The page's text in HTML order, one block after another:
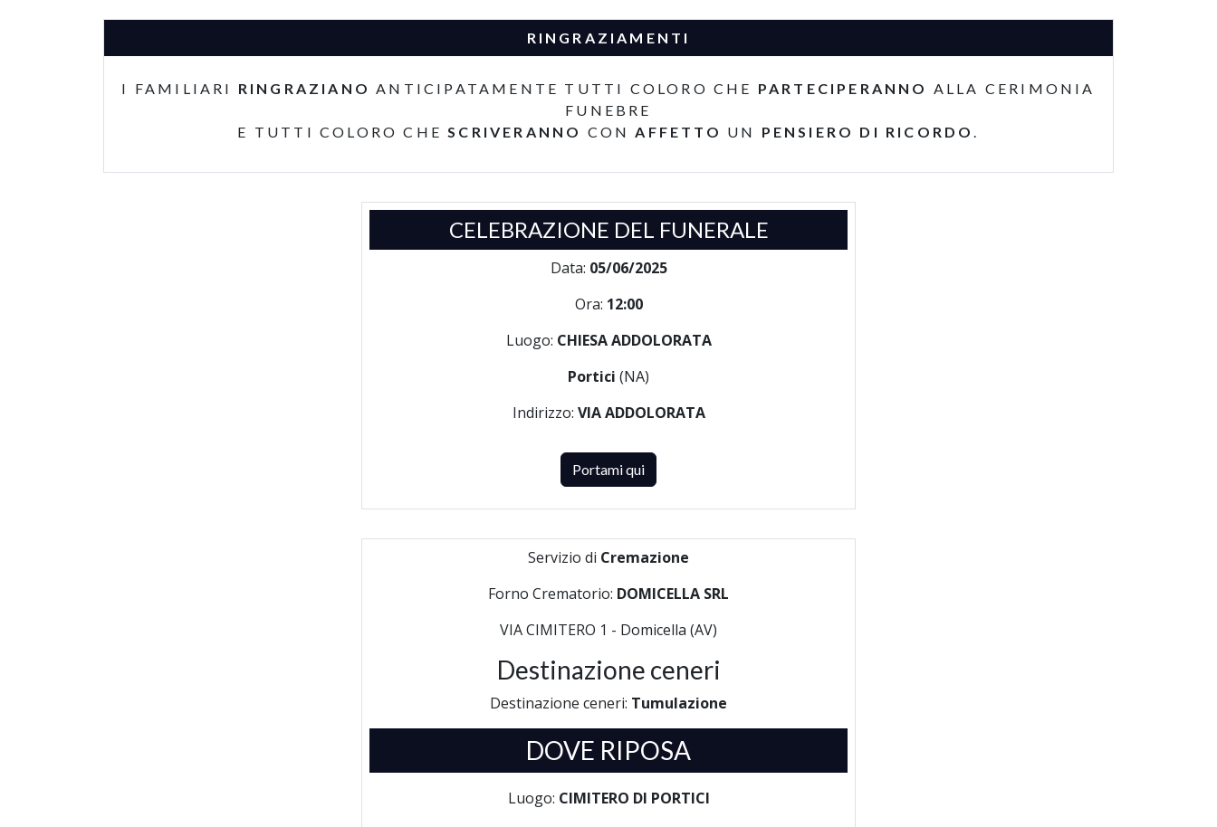
RINGRAZIAMENTI
I FAMILIARI RINGRAZIANO ANTICIPATAMENTE TUTTI COLORO CHE PARTECIPERANNO ALLA CERIMONIA
FUNEBRE
E TUTTI COLORO CHESCRIVERANNO CONAFFETTO UN PENSIERO DI RICORDO.
CELEBRAZIONE DEL FUNERALE
Data: 05/06/2025
Ora: 12:00
Luogo: CHIESA ADDOLORATA
Portici (NA)
Indirizzo: VIA ADDOLORATA
Portami qui
Servizio di Cremazione
Forno Crematorio: DOMICELLA SRL
VIA CIMITERO 1 - Domicella (AV)
Destinazione ceneri
Destinazione ceneri: Tumulazione
DOVE RIPOSA
Luogo: CIMITERO DI PORTICI